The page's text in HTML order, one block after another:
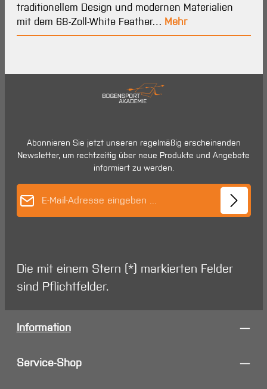
traditionellem Design und modernen Materialien
mit dem 68-Zoll-White Feather… Mehr
Abonnieren Sie jetzt unseren regelmäßig erscheinenden
Newsletter, um rechtzeitig über neue Produkte und Angebote
informiert zu werden.
Die mit einem Stern (*) markierten Felder
sind Pflichtfelder.
Information
Service-Shop